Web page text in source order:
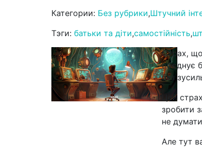
Категории: Без рубрики,Штучний
Тэги: батьки та діти,самостійність,
Страх, що
об’єднує
без
Цей
зробити
не
Але тут